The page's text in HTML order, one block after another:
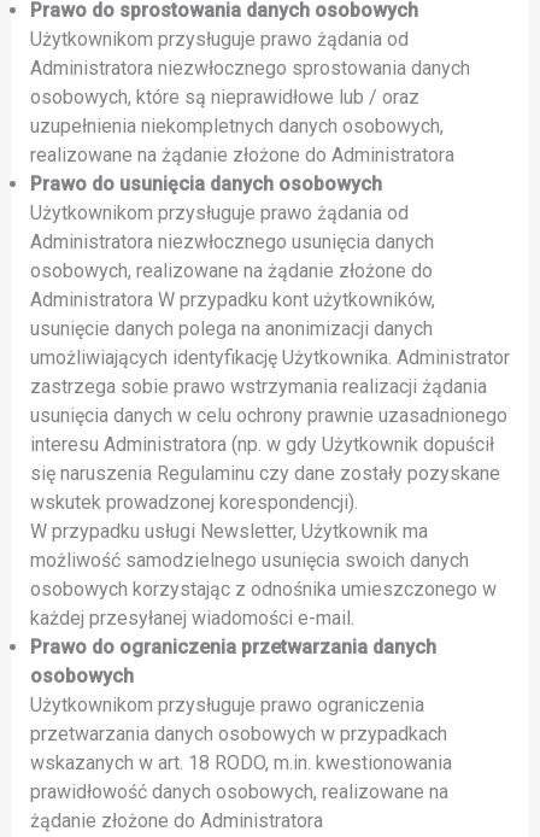
Prawo do sprostowania danych osobowych
Użytkownikom przysługuje prawo żądania od
Administratora niezwłocznego sprostowania danych
osobowych, które są nieprawidłowe lub / oraz
uzupełnienia niekompletnych danych osobowych,
realizowane na żądanie złożone do Administratora
Prawo do usunięcia danych osobowych
Użytkownikom przysługuje prawo żądania od
Administratora niezwłocznego usunięcia danych
osobowych, realizowane na żądanie złożone do
Administratora W przypadku kont użytkowników,
usunięcie danych polega na anonimizacji danych
umożliwiających identyfikację Użytkownika. Administrator
zastrzega sobie prawo wstrzymania realizacji żądania
usunięcia danych w celu ochrony prawnie uzasadnionego
interesu Administratora (np. w gdy Użytkownik dopuścił
się naruszenia Regulaminu czy dane zostały pozyskane
wskutek prowadzonej korespondencji).
W przypadku usługi Newsletter, Użytkownik ma
możliwość samodzielnego usunięcia swoich danych
osobowych korzystając z odnośnika umieszczonego w
każdej przesyłanej wiadomości e-mail.
Prawo do ograniczenia przetwarzania danych
osobowych
Użytkownikom przysługuje prawo ograniczenia
przetwarzania danych osobowych w przypadkach
wskazanych w art. 18 RODO, m.in. kwestionowania
prawidłowość danych osobowych, realizowane na
żądanie złożone do Administratora